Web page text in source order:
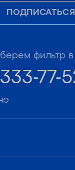
ПОДПИСАТЬСЯ
фильтр
77-